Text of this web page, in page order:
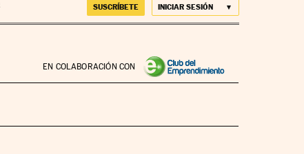
SUSCRÍBETE INICIAR SESIÓN
EN COLABORACIÓN CON